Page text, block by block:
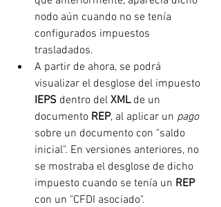
nodo aún cuando no se tenía
configurados impuestos
trasladados.
A partir de ahora, se podrá
visualizar el desglose del impuesto
IEPS dentro del XML de un
documento REP, al aplicar un pago
sobre un documento con "saldo
inicial". En versiones anteriores, no
se mostraba el desglose de dicho
impuesto cuando se tenía un REP
con un "CFDI asociado".